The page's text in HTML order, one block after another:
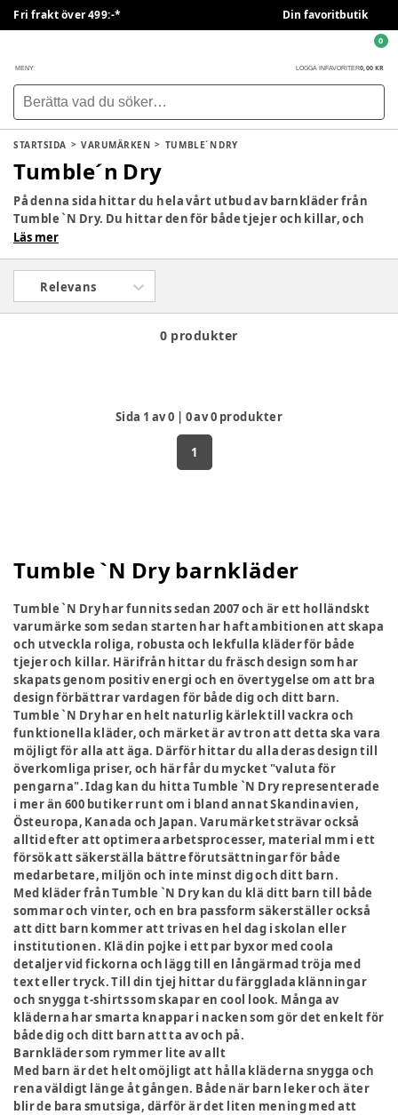
Fri frakt över 499:-* Din favoritbutik
MENY LOGGA IN FAVORITER0,00 KR
0
STARTSIDA VARUMÄRKEN TUMBLE´N DRY
Tumble´n Dry
På denna sida hittar du hela vårt utbud av barnkläder från
Tumble `N Dry. Du hittar den för både tjejer och killar, och
stilen är avslappnad och cool utan för många fina
rusa över fältet. Här är det ofta härliga bomullskvaliteter
som dominerar kollektionerna, eftersom det är mjukt och
skönt för ditt barn att bära och samtidigt ger det stor
Läs mer
Relevans
0 produkter
Sida 1 av0 | 0av0 produkter
1
Tumble `N Dry barnkläder
Tumble `N Dry har funnits sedan 2007 och är ett holländskt
varumärke som sedan starten har haft ambitionen att skapa
och utveckla roliga, robusta och lekfulla kläder för både
tjejer och killar. Härifrån hittar du fräsch design som har
skapats genom positiv energi och en övertygelse om att bra
design förbättrar vardagen för både dig och ditt barn.
Tumble `N Dry har en helt naturlig kärlek till vackra och
funktionella kläder, och märket är av tron ​​att detta ska vara
möjligt för alla att äga. Därför hittar du alla deras design till
överkomliga priser, och här får du mycket "valuta för
pengarna". Idag kan du hitta Tumble `N Dry representerade
i mer än 600 butiker runt om i bland annat Skandinavien,
Östeuropa, Kanada och Japan. Varumärket strävar också
alltid efter att optimera arbetsprocesser, material mm i ett
försök att säkerställa bättre förutsättningar för både
medarbetare, miljön och inte minst dig och ditt barn.
Med kläder från Tumble `N Dry kan du klä ditt barn till både
sommar och vinter, och en bra passform säkerställer också
att ditt barn kommer att trivas en hel dag i skolan eller
institutionen. Klä din pojke i ett par byxor med coola
detaljer vid fickorna och lägg till en långärmad tröja med
text eller tryck. Till din tjej hittar du färgglada klänningar
och snygga t-shirts som skapar en cool look. Många av
kläderna har smarta knappar i nacken som gör det enkelt för
både dig och ditt barn att ta av och på.
Barnkläder som rymmer lite av allt
Med barn är det helt omöjligt att hålla kläderna snygga och
rena väldigt länge åt gången. Både när barn leker och äter
blir de bara smutsiga, därför är det liten mening med att